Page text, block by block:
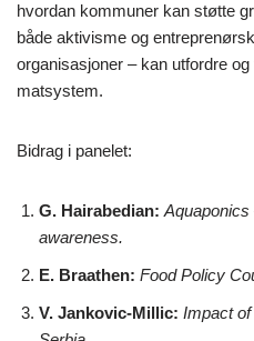
hvordan kommuner kan støtte
både aktivisme og
organisasjoner – kan utfordre
matsystem.
Bidrag i panelet:
G. Hairabedian: Aquaponics
awareness.
E. Braathen: Food Policy
V. Jankovic-Millic: Impact